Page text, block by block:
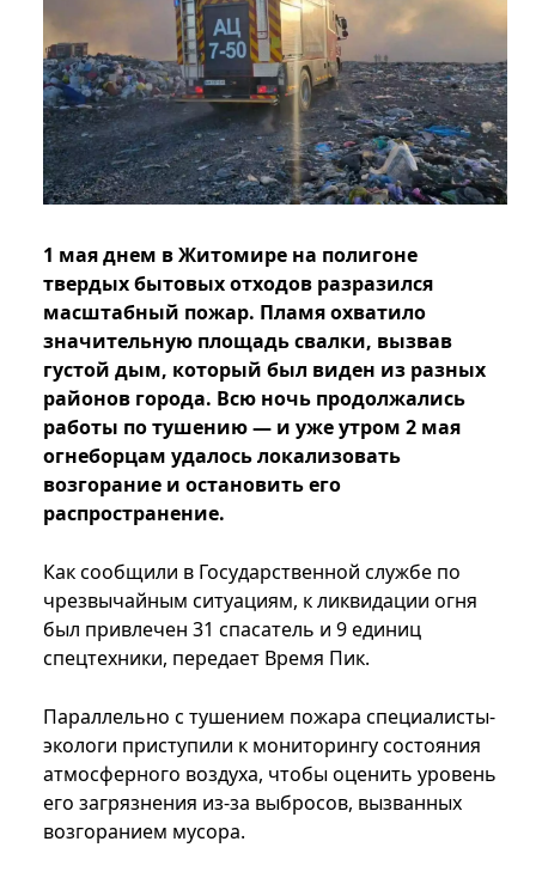
1 мая днем ​​в Житомире на полигоне
твердых бытовых отходов разразился
масштабный пожар. Пламя охватило
значительную площадь свалки, вызвав
густой дым, который был виден из разных
районов города. Всю ночь продолжались
работы по тушению — и уже утром 2 мая
огнеборцам удалось локализовать
возгорание и остановить его
распространение.
Как сообщили в Государственной службе по
чрезвычайным ситуациям, к ликвидации огня
был привлечен 31 спасатель и 9 единиц
спецтехники, передает Время Пик.
Параллельно с тушением пожара специалисты-
экологи приступили к мониторингу состояния
атмосферного воздуха, чтобы оценить уровень
его загрязнения из-за выбросов, вызванных
возгоранием мусора.